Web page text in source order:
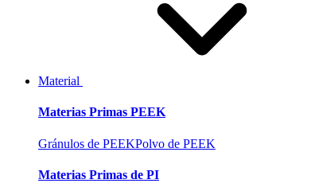
Material
Materias Primas PEEK
Gránulos de PEEKPolvo de PEEK
Materias Primas de PI